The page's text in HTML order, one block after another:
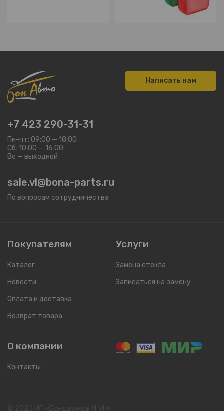
+7 423 290-31-31
Пн-пт: 09:00 — 18:00
Сб: 10:00 — 16:00
Вс — выходной
sale.vl@bona-parts.ru
По вопросам сотрудничества
Написать нам
Покупателям
Каталог
Новости
Оплата и доставка
Возврат товара
Услуги
Замена стекла
Записаться на замену
О компании
Контакты